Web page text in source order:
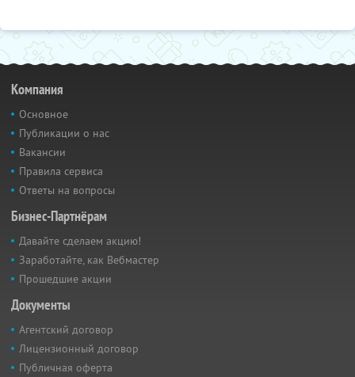
Компания
Основное
Публикации о нас
Вакансии
Правила сервиса
Ответы на вопросы
Бизнес-Партнёрам
Давайте сделаем акцию!
Заработайте, как Вебмастер
Прошедшие акции
Документы
Агентский договор
Лицензионный договор
Публичная оферта